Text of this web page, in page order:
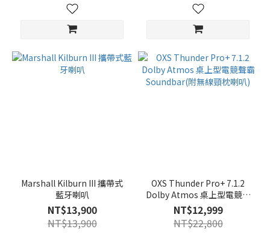
Marshall Kilburn III 攜帶式
藍牙喇叭
NT$13,900
NT$13,900
OXS Thunder Pro+ 7.1.2
Dolby Atmos 桌上型電競聲
霸 Soundbar(附無線頸枕喇
叭)
NT$12,999
NT$22,800